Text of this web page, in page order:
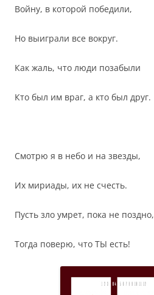
Войну, в которой победили,
Но выиграли все вокруг.
Как жаль, что люди позабыли
Кто был им враг, а кто был друг.
Смотрю я в небо и на звезды,
Их мириады, их не счесть.
Пусть зло умрет, пока не поздно,
Тогда поверю, что ТЫ есть!